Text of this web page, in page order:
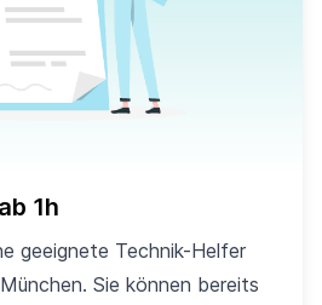
1h
geeignete Technik-Helfer
Sie können bereits